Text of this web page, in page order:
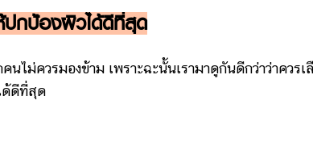
ปกป้องผิวได้ดีที่สุด
ควรมองข้าม เพราะฉะนั้นเรามาดูกันดีกว่าว่าควรเ
ด้ดีที่สุด